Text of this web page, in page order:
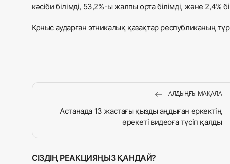
кәсіби білімді, 53,2%-ы жалпы орта білімді, және 2,4%
Қоныс аударған этникалық қазақтар республиканың
АЛДЫҢҒЫ МАҚАЛА
Астанада 13 жастағы қызды аңдыған еркектің
әрекеті видеоға түсіп қалды
СІЗДІҢ РЕАКЦИЯҢЫЗ ҚАНДАЙ?